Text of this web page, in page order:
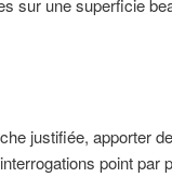
sur une superficie
justifiée, apporter
point par